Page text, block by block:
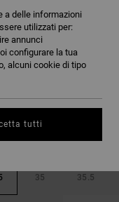
28 28.5
32 32.5
35 35.5
a delle informazioni
utilizzati per:
annunci
configurare la tua
alcuni cookie di tipo
tutti